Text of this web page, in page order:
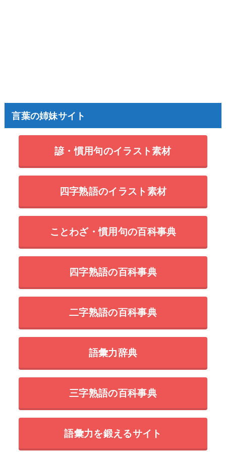
言葉の姉妹サイト
諺・慣用句のイラスト素材
四字熟語のイラスト素材
ことわざ・慣用句の百科事典
四字熟語の百科事典
二字熟語の百科事典
語彙力辞典
三字熟語の百科事典
語彙力を鍛えるサイト